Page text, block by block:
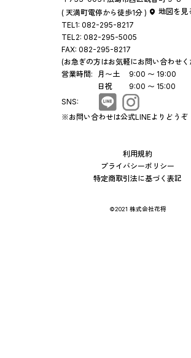
( 天満町電停から徒歩1分 )
地図を見
TEL1: 082-295-8217
TEL2: 082-295-5005
FAX: 082-295-8217
(お急ぎの方はお気軽にお問い合わせく
営業時間:
月〜土
9:00 〜 19:00
日祝
9:00 〜 15:00
SNS:
※お問い合わせは公式LINEよりどうぞ
利用規約
プライバシーポリシー
特定商取引法に基づく表記
©2021 株式会社花将